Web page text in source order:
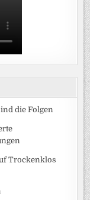
die Folgen
Trockenklos